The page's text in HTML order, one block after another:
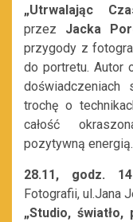
„Utrwalając
przez Jacka
przygody z
do portretu. Autor
trochę o
całość
pozytywną energią.
28.11, godz.
Fotografii, ul.Jana
„Studio, światło,